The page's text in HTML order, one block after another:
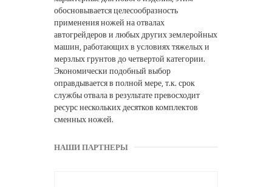
обосновывается целесообразность
применения ножей на отвалах
автогрейдеров и любых других землеройных
машин, работающих в условиях тяжелых и
мерзлых грунтов до четвертой категории.
Экономически подобный выбор
оправдывается в полной мере, т.к. срок
службы отвала в результате превосходит
ресурс нескольких десятков комплектов
сменных ножей.
НАШИ ПАРТНЕРЫ